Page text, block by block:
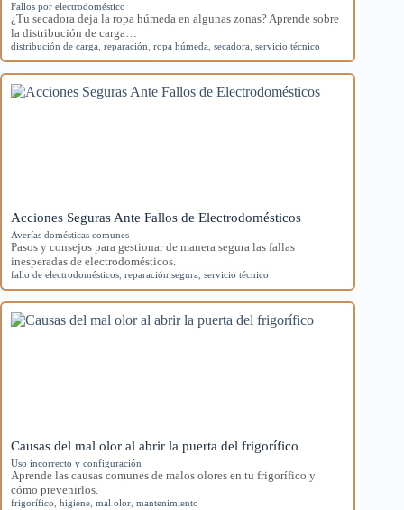
Fallos por electrodoméstico
¿Tu secadora deja la ropa húmeda en algunas zonas? Aprende sobre
la distribución de carga…
distribución de carga reparación ropa húmeda secadora servicio técnico
Acciones Seguras Ante Fallos de Electrodomésticos
Averías domésticas comunes
Pasos y consejos para gestionar de manera segura las fallas
inesperadas de electrodomésticos.
fallo de electrodomésticos reparación segura servicio técnico
Causas del mal olor al abrir la puerta del frigorífico
Uso incorrecto y configuración
Aprende las causas comunes de malos olores en tu frigorífico y
cómo prevenirlos.
frigorífico higiene mal olor mantenimiento